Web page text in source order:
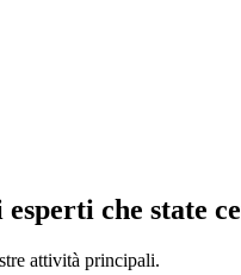
che state
attività principali.